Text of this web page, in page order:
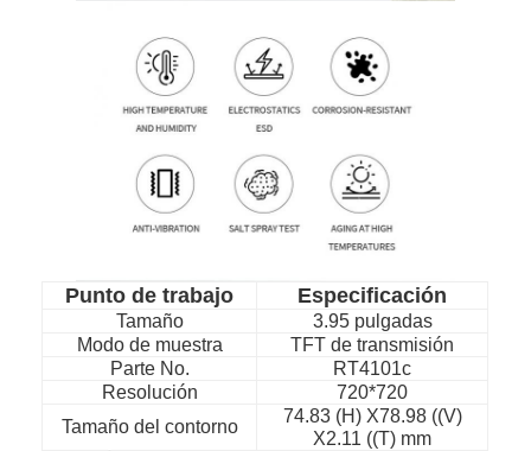
Punto de trabajo Especificación
Tamaño
3.95 pulgadas
Modo de muestra
TFT de transmisión
Parte No.
RT4101c
Resolución
720*720
Tamaño del contorno
74.83 (H) X78.98 ((V)
X2.11 ((T) mm